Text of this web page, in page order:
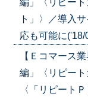
ト」〉／導入
応も可能に('18/
【Ｅコマース
編」〈リピー
〈「リピート